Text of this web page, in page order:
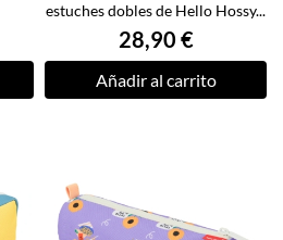
estuches dobles de Hello Hossy...
28,90 €
Añadir al carrito